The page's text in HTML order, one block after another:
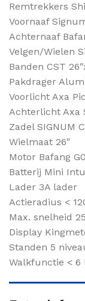
Remtrekkers
Voornaaf
Achternaaf
Velgen/Wielen
Banden CST
Pakdrager
Voorlicht Axa
Achterlicht Axa
Zadel SIGNUM
Wielmaat 26″
Motor Bafang
Batterij Mini
Lader 3A lader
Actieradius <
Max. snelheid
Display
Standen 5
Walkfunctie < 6